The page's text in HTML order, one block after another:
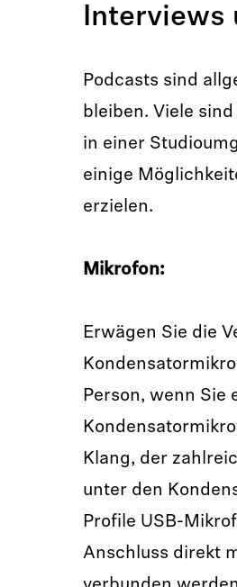
Interviews
Podcasts sind
bleiben. Viele
in einer
einige
erzielen.
Mikrofon:
Erwägen Sie die
Person, wenn Sie
Klang, der
unter den
Profile USB-
Anschluss direkt